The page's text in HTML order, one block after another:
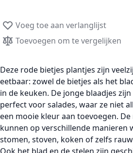
Voeg toe aan verlanglijst
Toevoegen om te vergelijken
Deze rode bietjes plantjes zijn
eetbaar: zowel debietjes als het
in de keuken. De jonge blaadjes zijn
perfect voor salades, waar ze niet
een mooie kleur aan toevoegen.
kunnen op verschillende manieren
stomen, stoven, koken of zelfs rauw
Ook het blad en de stelen zijn